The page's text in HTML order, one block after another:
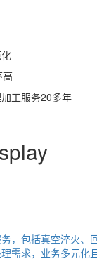
高
工服务20多年
，包括真空淬火、
需求，业务多元化